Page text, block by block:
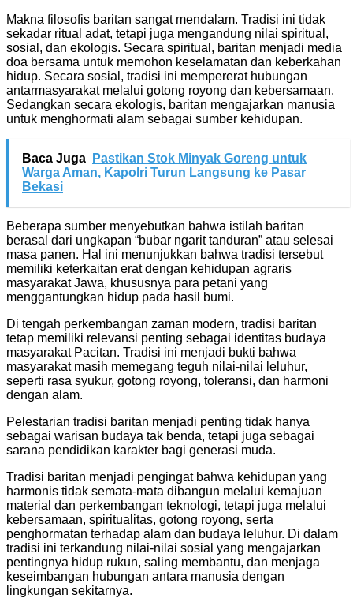
Makna filosofis baritan sangat mendalam. Tradisi ini tidak
sekadar ritual adat, tetapi juga mengandung nilai spiritual,
sosial, dan ekologis. Secara spiritual, baritan menjadi media
doa bersama untuk memohon keselamatan dan keberkahan
hidup. Secara sosial, tradisi ini mempererat hubungan
antarmasyarakat melalui gotong royong dan kebersamaan.
Sedangkan secara ekologis, baritan mengajarkan manusia
untuk menghormati alam sebagai sumber kehidupan.
Baca Juga
Pastikan Stok Minyak Goreng untuk
Warga Aman, Kapolri Turun Langsung ke Pasar
Bekasi
Beberapa sumber menyebutkan bahwa istilah baritan
berasal dari ungkapan “bubar ngarit tanduran” atau selesai
masa panen. Hal ini menunjukkan bahwa tradisi tersebut
memiliki keterkaitan erat dengan kehidupan agraris
masyarakat Jawa, khususnya para petani yang
menggantungkan hidup pada hasil bumi.
Di tengah perkembangan zaman modern, tradisi baritan
tetap memiliki relevansi penting sebagai identitas budaya
masyarakat Pacitan. Tradisi ini menjadi bukti bahwa
masyarakat masih memegang teguh nilai-nilai leluhur,
seperti rasa syukur, gotong royong, toleransi, dan harmoni
dengan alam.
Pelestarian tradisi baritan menjadi penting tidak hanya
sebagai warisan budaya tak benda, tetapi juga sebagai
sarana pendidikan karakter bagi generasi muda.
Tradisi baritan menjadi pengingat bahwa kehidupan yang
harmonis tidak semata-mata dibangun melalui kemajuan
material dan perkembangan teknologi, tetapi juga melalui
kebersamaan, spiritualitas, gotong royong, serta
penghormatan terhadap alam dan budaya leluhur. Di dalam
tradisi ini terkandung nilai-nilai sosial yang mengajarkan
pentingnya hidup rukun, saling membantu, dan menjaga
keseimbangan hubungan antara manusia dengan
lingkungan sekitarnya.